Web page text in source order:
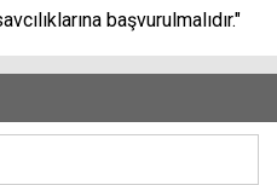
başvurulmalıdır."